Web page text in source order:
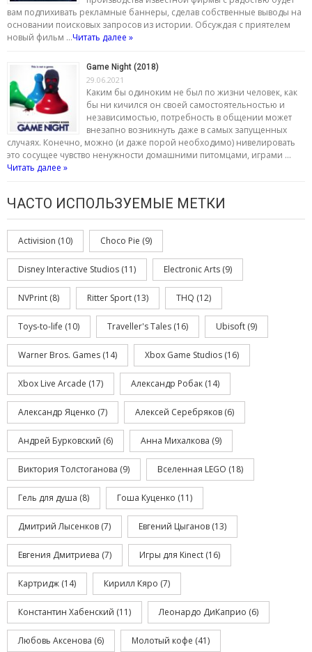
вам подпихивать рекламные баннеры, сделав собственные выводы на
основании поисковых запросов из истории. Обсуждая с приятелем
новый фильм …Читать далее »
Game Night (2018)
29.06.2021
Каким бы одиноким не был по жизни человек, как
бы ни кичился он своей самостоятельностью и
независимостью, потребность в общении может
внезапно возникнуть даже в самых запущенных
случаях. Конечно, можно (и даже порой необходимо) нивелировать
это сосущее чувство ненужности домашними питомцами, играми …
Читать далее »
ЧАСТО ИСПОЛЬЗУЕМЫЕ МЕТКИ
Activision (10) Choco Pie (9)
Disney Interactive Studios (11) Electronic Arts (9)
NVPrint (8) Ritter Sport (13) THQ (12)
Toys-to-life (10) Traveller's Tales (16) Ubisoft (9)
Warner Bros. Games (14) Xbox Game Studios (16)
Xbox Live Arcade (17) Александр Робак (14)
Александр Яценко (7) Алексей Серебряков (6)
Андрей Бурковский (6) Анна Михалкова (9)
Виктория Толстоганова (9) Вселенная LEGO (18)
Гель для душа (8) Гоша Куценко (11)
Дмитрий Лысенков (7) Евгений Цыганов (13)
Евгения Дмитриева (7) Игры для Kinect (16)
Картридж (14) Кирилл Кяро (7)
Константин Хабенский (11) Леонардо ДиКаприо (6)
Любовь Аксенова (6) Молотый кофе (41)